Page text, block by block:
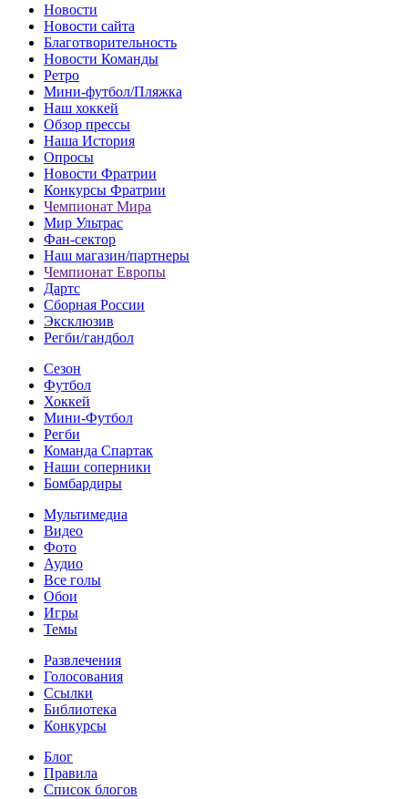
Новости
Новости сайта
Благотворительность
Новости Команды
Ретро
Мини-футбол/Пляжка
Наш хоккей
Обзор прессы
Наша История
Опросы
Новости Фратрии
Конкурсы Фратрии
Чемпионат Мира
Мир Ультрас
Фан-cектор
Наш магазин/партнеры
Чемпионат Европы
Дартс
Сборная России
Эксклюзив
Регби/гандбол
Сезон
Футбол
Хоккей
Мини-Футбол
Регби
Команда Спартак
Наши соперники
Бомбардиры
Мультимедиа
Видео
Фото
Аудио
Все голы
Обои
Игры
Темы
Развлечения
Голосования
Ссылки
Библиотека
Конкурсы
Блог
Правила
Список блогов